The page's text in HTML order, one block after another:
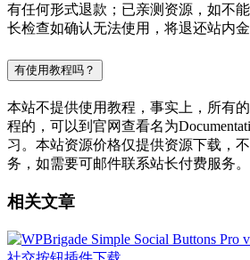
有任何形式退款；已亲测资源，如不
长检查如确认无法使用，将退还站内
有使用教程吗？
本站不提供使用教程，事实上，所有
程的，可以到官网查看名为
习。本站资源价格仅提供资源下载，
务，如需要可邮件联系站长付费服务。
相关文章